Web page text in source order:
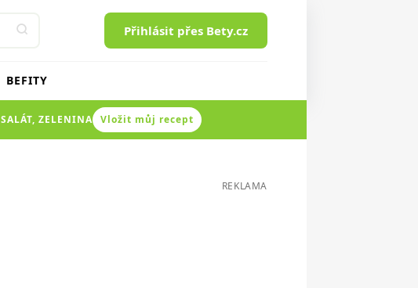
Přihlásit přes Bety.cz
BEFITY
SALÁT, ZELENINA Vložit můj recept
REKLAMA